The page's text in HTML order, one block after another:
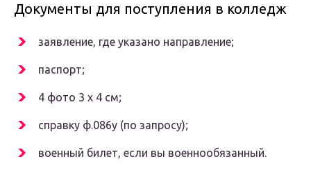
Документы для поступления в колледж
заявление, где указано направление;
паспорт;
4 фото 3 х 4 см;
справку ф.086у (по запросу);
военный билет, если вы военнообязанный.